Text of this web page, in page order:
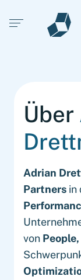
Open main
Über
Adrian
Partners in
von